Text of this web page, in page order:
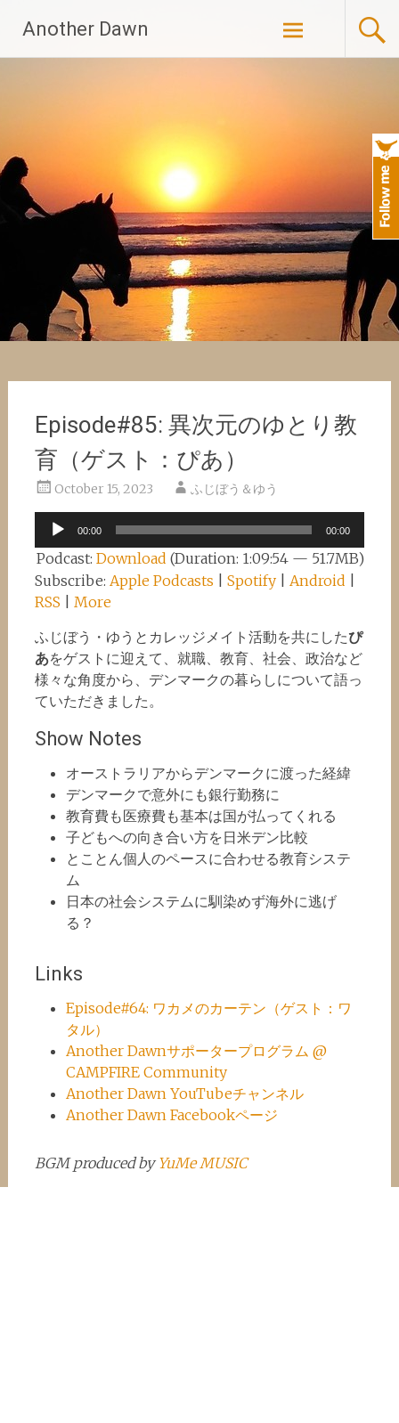
content
Another Dawn
Episode#85: 異次元のゆとり教
育（ゲスト：ぴあ）
October 15, 2023 ふじぼう＆ゆう
Audio
Player
00:00 00:00
Podcast:Download (Duration: 1:09:54 — 51.7MB)
Subscribe: Apple Podcasts Spotify| Android
RSS
More
ふじぼう・ゆうとカレッジメイト活動を共にしたぴ
あをゲストに迎えて、就職、教育、社会、政治など
様々な角度から、デンマークの暮らしについて語っ
ていただきました。
Show Notes
オーストラリアからデンマークに渡った経緯
デンマークで意外にも銀行勤務に
教育費も医療費も基本は国が払ってくれる
子どもへの向き合い方を日米デン比較
とことん個人のペースに合わせる教育システ
ム
日本の社会システムに馴染めず海外に逃げ
る？
Links
Episode#64: ワカメのカーテン（ゲスト：ワ
タル）
Another Dawnサポータープログラム @
CAMPFIRE Community
Another Dawn YouTubeチャンネル
Another Dawn Facebookページ
BGM produced byYuMe MUSIC